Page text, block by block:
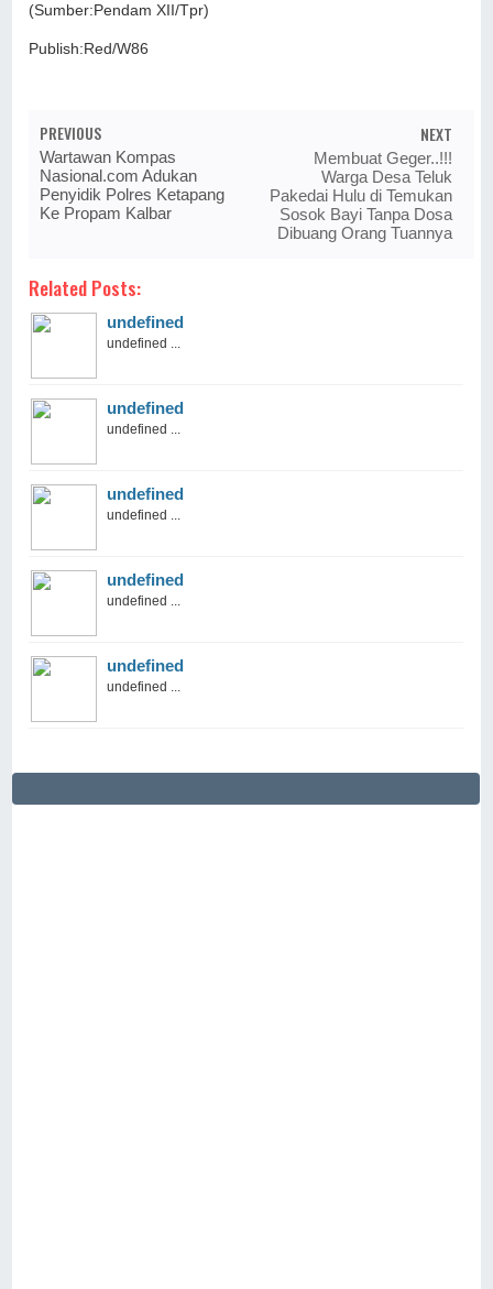
(Sumber:Pendam XII/Tpr)
Publish:Red/W86
PREVIOUS
Wartawan Kompas
Nasional.com Adukan
Penyidik Polres Ketapang
Ke Propam Kalbar
NEXT
Membuat Geger..!!!
Warga Desa Teluk
Pakedai Hulu di Temukan
Sosok Bayi Tanpa Dosa
Dibuang Orang Tuannya
Related Posts:
undefined
undefined ...
undefined
undefined ...
undefined
undefined ...
undefined
undefined ...
undefined
undefined ...